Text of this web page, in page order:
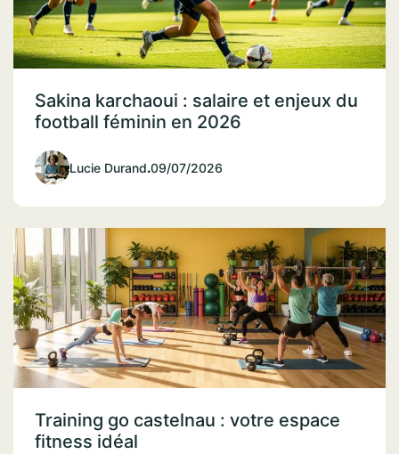
Sakina karchaoui : salaire et enjeux du
football féminin en 2026
Lucie Durand.09/07/2026
Training go castelnau : votre espace
fitness idéal